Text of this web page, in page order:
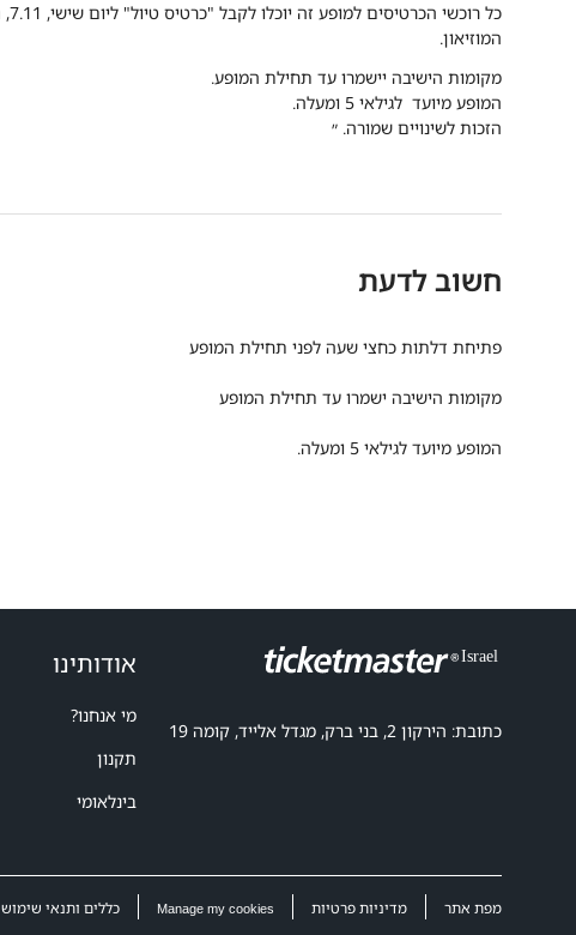
המוזיאון.
מקומות הישיבה יישמרו עד תחילת המופע.
המופע מיועד לגילאי 5 ומעלה.
הזכות לשינויים שמורה. ״
חשוב לדעת
פתיחת דלתות כחצי שעה לפני תחילת המופע
מקומות הישיבה ישמרו עד תחילת המופע
המופע מיועד לגילאי 5 ומעלה.
כתובת: הירקון 2, בני ברק, מגדל אלייד, קומה 19
אודותינו
מי אנחנו?
תקנון
בינלאומי
מפת אתר מדיניות פרטיות Manage my cookies כללים ותנאי שימוש